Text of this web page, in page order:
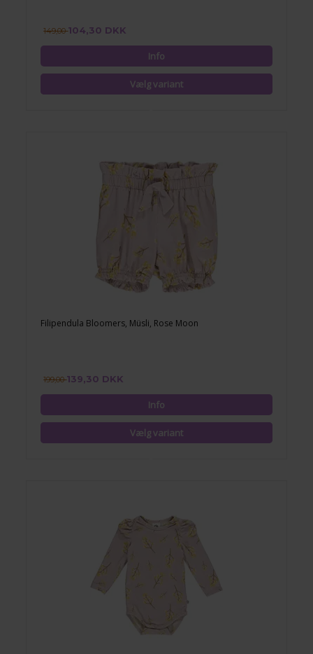
149,00104,30 DKK
Filipendula Bloomers, Müsli, Rose Moon
199,00139,30 DKK